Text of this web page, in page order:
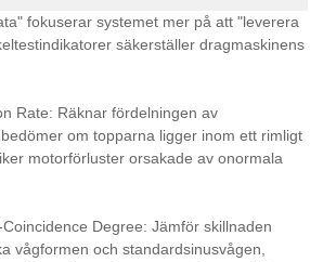
fokuserar systemet mer på att "leverera
säkerställer dragmaskinens
Rate: Räknar fördelningen av
om topparna ligger inom ett rimligt
motorförluster orsakade av onormala
Degree: Jämför skillnaden
vågformen och standardsinusvågen,